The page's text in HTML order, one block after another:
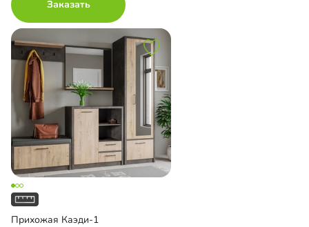
Заказать
Прихожая Каэди-1